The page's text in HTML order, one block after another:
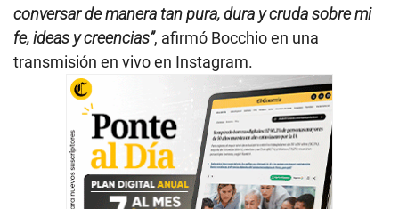
conversar de manera tan pura, dura y cruda sobre mi
fe, ideas y creencias”, afirmó Bocchio en una
transmisión en vivo en Instagram.